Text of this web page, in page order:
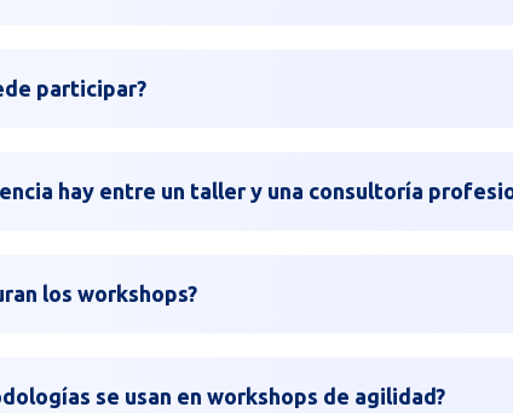
participar?
hay entre un taller y una consultoría
los workshops?
se usan en workshops de agilidad?